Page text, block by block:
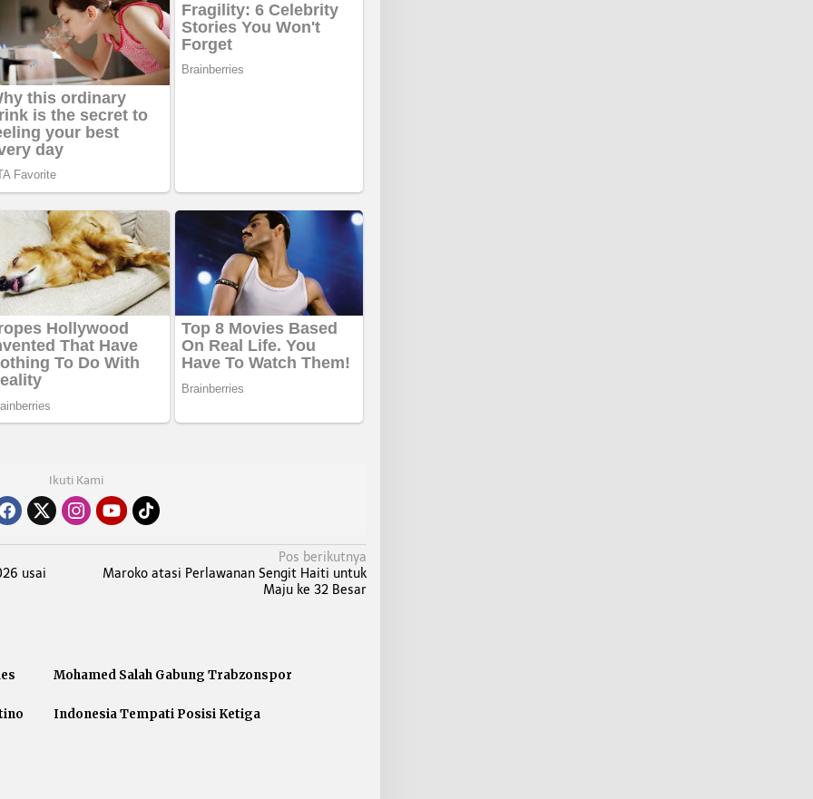
Ikuti Kami
usai
Pos berikutnya
Maroko atasi Perlawanan Sengit Haiti untuk
Maju ke 32 Besar
Mohamed Salah Gabung Trabzonspor
Indonesia Tempati Posisi Ketiga